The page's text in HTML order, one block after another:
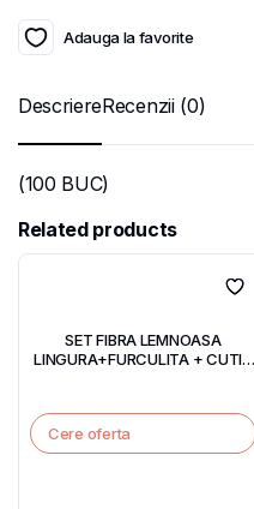
Adauga la favorite
DescriereRecenzii (0)
(100 BUC)
Related products
SET FIBRA LEMNOASA
LINGURA+FURCULITA + CUTIT
Cere oferta